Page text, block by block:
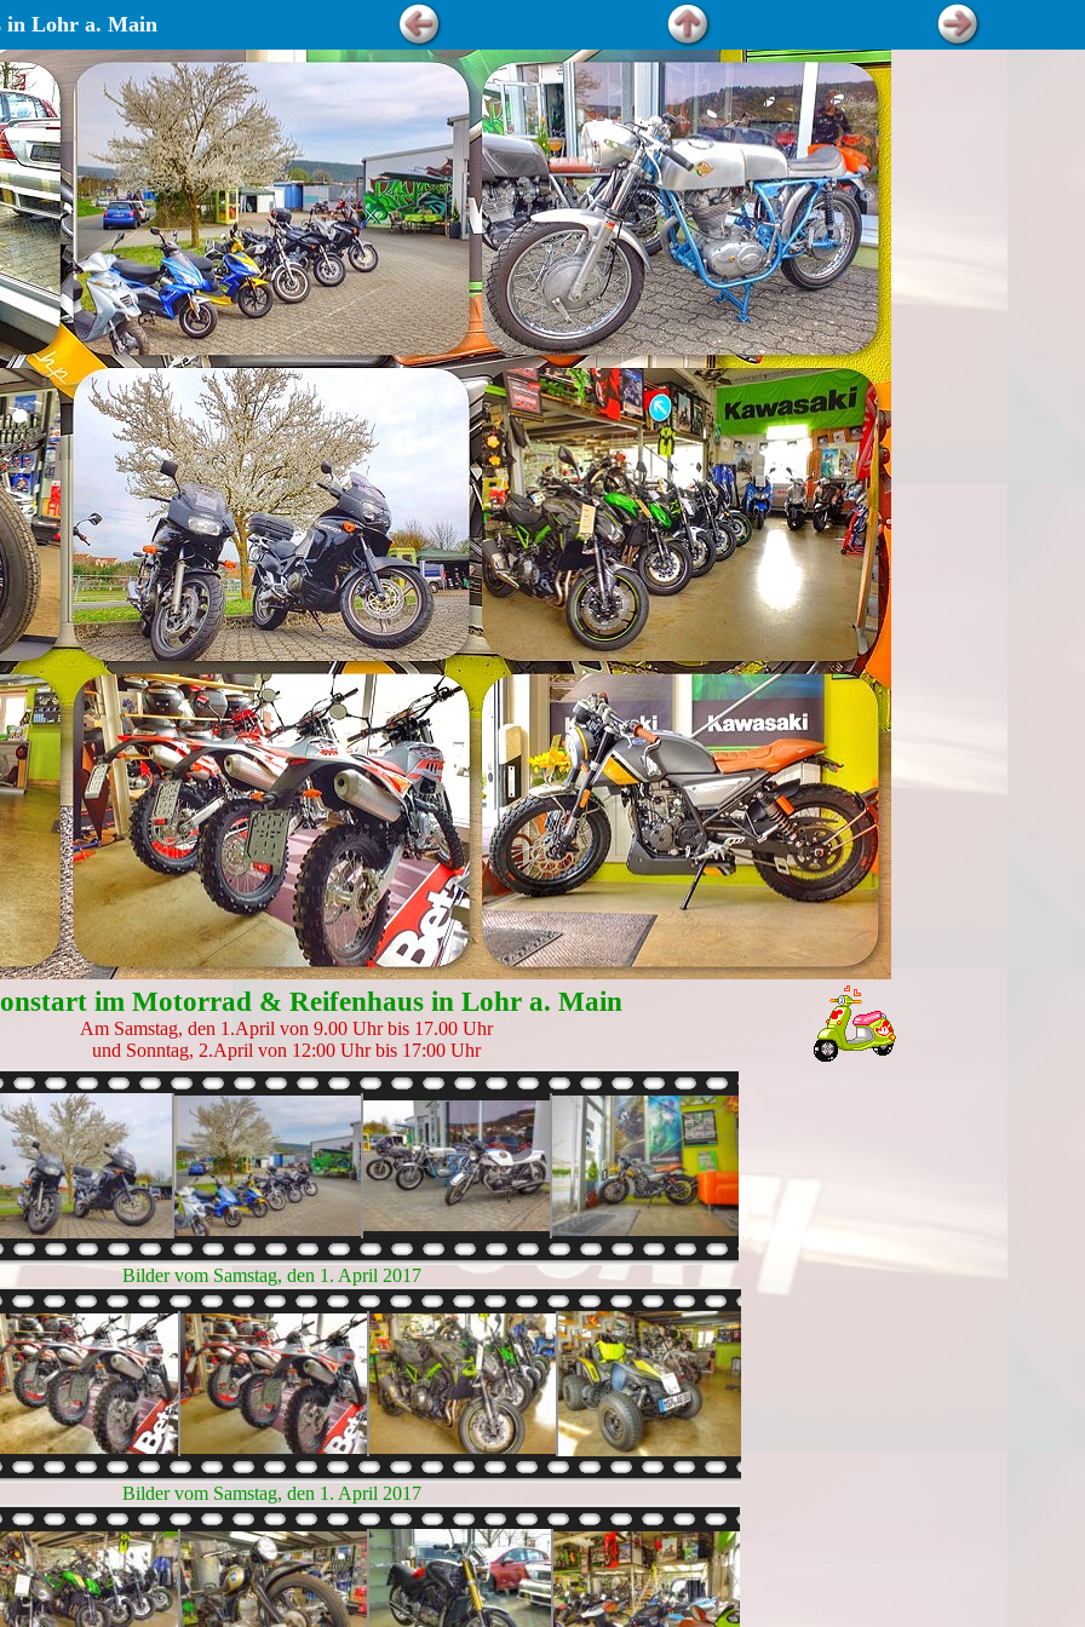
in Lohr a. Main
im Motorrad & Reifenhaus in Lohr a. Main
Am Samstag, den 1.April von 9.00 Uhr bis 17.00 Uhr
und Sonntag, 2.April von 12:00 Uhr bis 17:00 Uhr
Bilder vom Samstag, den 1. April 2017
Bilder vom Samstag, den 1. April 2017